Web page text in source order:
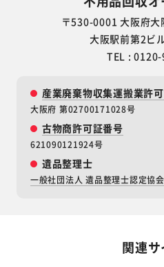
〒530-0001 大阪府
大阪駅前第2ビ
TEL :
産業廃棄物収集運搬業許
大阪府 第02700171028号
古物商許可証番号
621090121924号
遺品整理士
一般社団法人 遺品整理士認定協会
関連サ